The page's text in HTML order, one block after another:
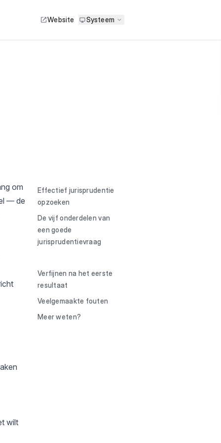
Website Systeem
om
— de
wilt
Effectief jurisprudentie
opzoeken
De vijf onderdelen van
een goede
jurisprudentievraag
Verfijnen na het eerste
resultaat
Veelgemaakte fouten
Meer weten?